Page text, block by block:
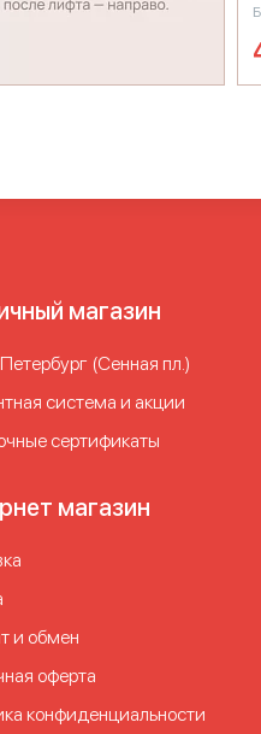
магазин
(Сенная пл.)
система и акции
сертификаты
магазин
и обмен
оферта
конфиденциальности